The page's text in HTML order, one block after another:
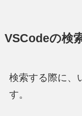
VSCodeの検
検索する際に、
す。